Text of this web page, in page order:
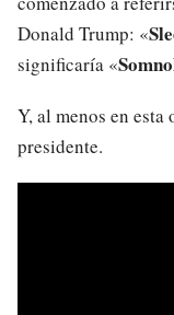
Donald Trump: «
significaría «
Y, al menos en
presidente.